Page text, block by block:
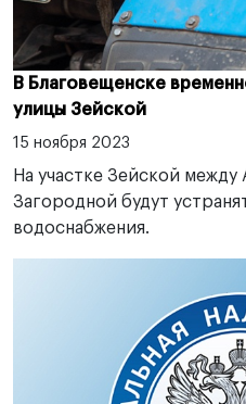
В Благовещенске
улицы Зейской
15 ноября 2023
На участке Зейской
Загородной будут
водоснабжения.